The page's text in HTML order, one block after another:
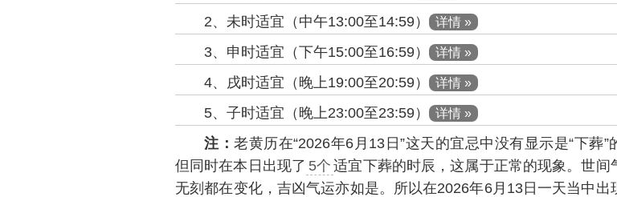
2、未时适宜（中午13:00至14:59） 详情 »
3、申时适宜（下午15:00至16:59） 详情 »
4、戌时适宜（晚上19:00至20:59） 详情 »
5、子时适宜（晚上23:00至23:59） 详情 »
注：老黄历在“2026年6月13日”这天的宜忌中没有显示是“下葬”
但同时在本日出现了 5个 适宜下葬的时辰，这属于正常的现象。世间
无刻都在变化，吉凶气运亦如是。所以在2026年6月13日一天当中出